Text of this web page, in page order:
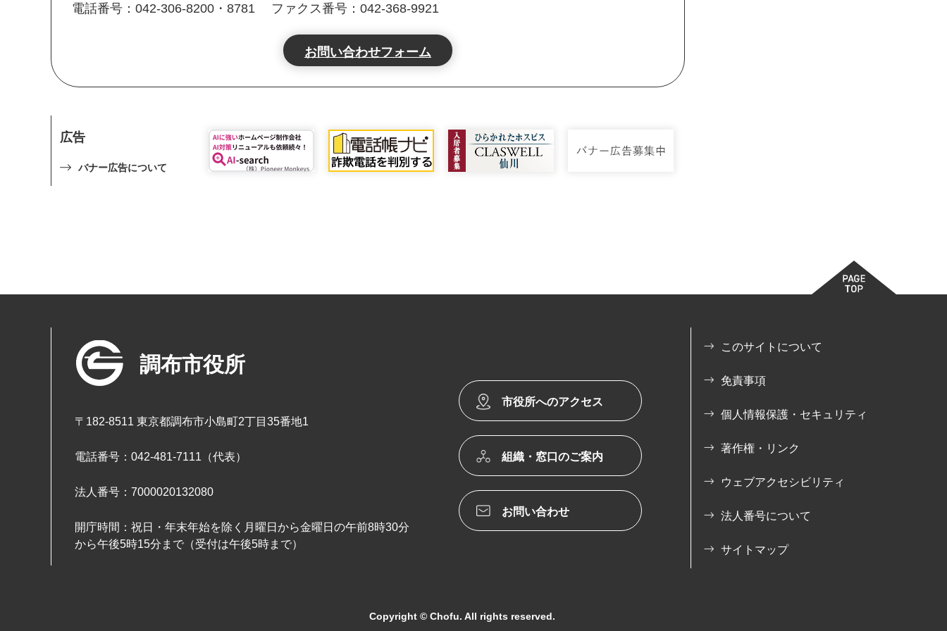
電話番号：042-306-8200・8781
ファクス番号：042-368-9921
広告
バナー広告について
調布市役所
〒182-8511 東京都調布市小島町2丁目35番地1
電話番号：042-481-7111（代表）
法人番号：7000020132080
開庁時間：祝日・年末年始を除く月曜日から金曜日の午前8時30分
から午後5時15分まで（受付は午後5時まで）
市役所へのアクセス
組織・窓口のご案内
お問い合わせ
このサイトについて
免責事項
個人情報保護・セキュリティ
著作権・リンク
ウェブアクセシビリティ
法人番号について
サイトマップ
Copyright © Chofu. All rights reserved.